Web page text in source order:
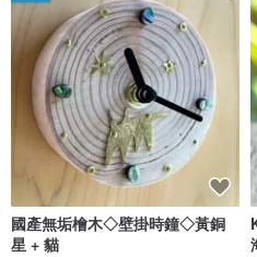
◇作品一一手工製作。
由於珠寶的本質，一件直接接觸皮膚的作
國產無垢檜木◇壁掛時鐘◇黃銅
星 + 貓